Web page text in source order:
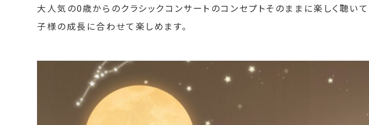
大人気の0歳からのクラシックコンサートのコンセプトそのままに楽しく聴い
子様の成長に合わせて楽しめます。